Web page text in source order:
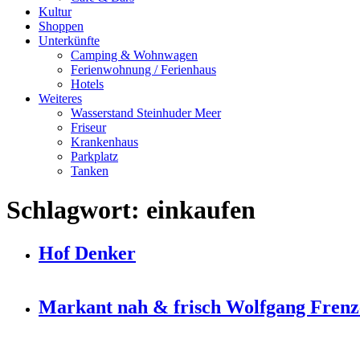
Kultur
Shoppen
Unterkünfte
Camping & Wohnwagen
Ferienwohnung / Ferienhaus
Hotels
Weiteres
Wasserstand Steinhuder Meer
Friseur
Krankenhaus
Parkplatz
Tanken
Schlagwort: einkaufen
Hof Denker
Markant nah & frisch Wolfgang